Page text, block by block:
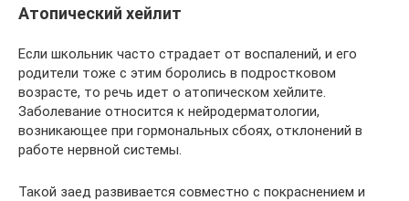
Атопический хейлит
Если школьник часто страдает от воспалений, и его
родители тоже с этим боролись в подростковом
возрасте, то речь идет о атопическом хейлите.
Заболевание относится к нейродерматологии,
возникающее при гормональных сбоях, отклонений в
работе нервной системы.
Такой заед развивается совместно с покраснением и